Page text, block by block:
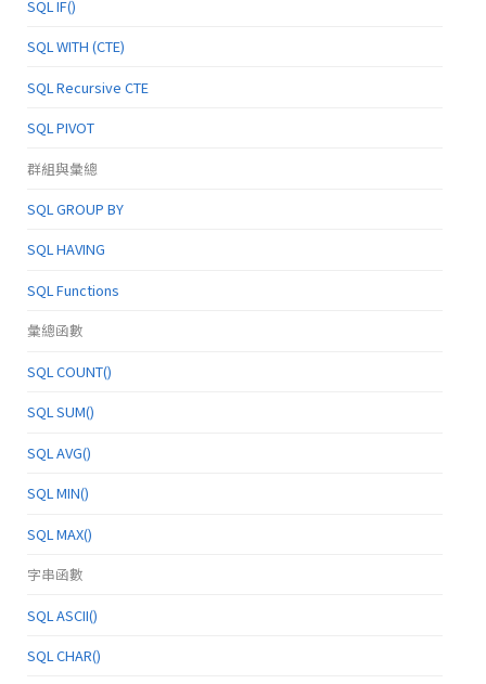
SQL IF()
SQL WITH (CTE)
SQL Recursive CTE
SQL PIVOT
群組與彙總
SQL GROUP BY
SQL HAVING
SQL Functions
彙總函數
SQL COUNT()
SQL SUM()
SQL AVG()
SQL MIN()
SQL MAX()
字串函數
SQL ASCII()
SQL CHAR()